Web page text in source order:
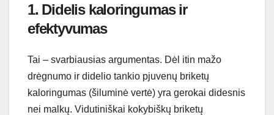
1. Didelis kaloringumas ir
efektyvumas
Tai – svarbiausias argumentas. Dėl itin mažo
drėgnumo ir didelio tankio pjuvenų briketų
kaloringumas (šiluminė vertė) yra gerokai didesnis
nei malkų. Vidutiniškai kokybiškų briketų